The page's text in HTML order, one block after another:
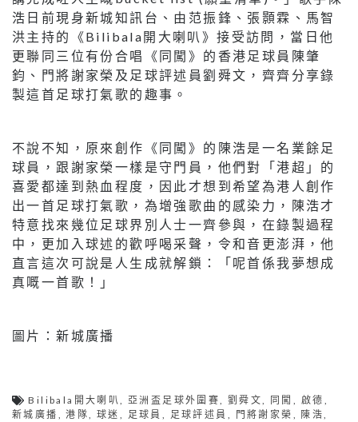
浩日前現身新城知訊台、由范振鋒、張顥霖、馬智
洪主持的《Bilibala開大喇叭》接受訪問，當日他
更聯同三位有份合唱《同闖》的香港足球員陳肇
鈞、門將謝家榮及足球評述員劉舜文，齊齊分享錄
製這首足球打氣歌的趣事。
不說不知，原來創作《同闖》的陳浩是一名業餘足
球員，跟謝家榮一樣是守門員，他們對「港超」的
喜愛都達到熱血程度，因此才想到希望為港人創作
出一首足球打氣歌，為增強歌曲的感染力，陳浩才
特意找來幾位足球界別人士一齊參與，在錄製過程
中，更加入球述的歡呼喝采聲，令和音更澎湃，他
直言這次可說是人生成就解鎖：「呢首係我夢想成
真嘅一首歌！」
圖片：新城廣播
Bilibala開大喇叭,亞洲盃足球外圍賽,劉舜文, 同闖 , 啟德 ,
新城廣播 ,港隊,球迷 , 足球員 , 足球評述員 , 門將謝家榮 , 陳浩,